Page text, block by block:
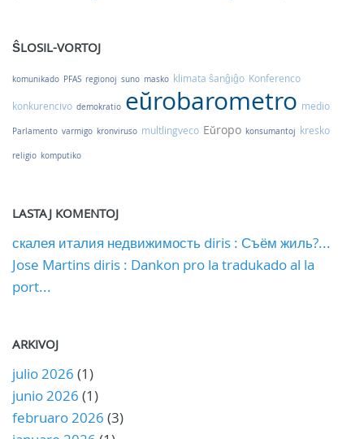
ŜLOSIL-VORTOJ
komunikado PFAS regionoj suno masko klimata ŝanĝiĝo Konferenco
konkurencivo demokratio eŭrobarometro medio
Parlamento varmigo kronviruso multlingveco Eŭropo konsumantoj kresko
religio komputiko
LASTAJ KOMENTOJ
скалея италия недвижимость diris : Съём жиль?...
Jose Martins diris : Dankon pro la tradukado al la
port...
ARKIVOJ
julio 2026 (1)
junio 2026 (1)
februaro 2026 (3)